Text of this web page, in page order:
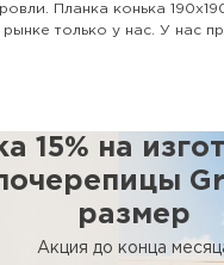
Планка конька
только у нас. У нас
15% на
размер
Акция до конца